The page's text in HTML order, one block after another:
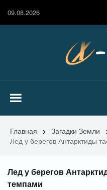
09.08.2026
Главная > Загадки Земли
Лед у берегов Антарктиды
Лед у берегов
темпами